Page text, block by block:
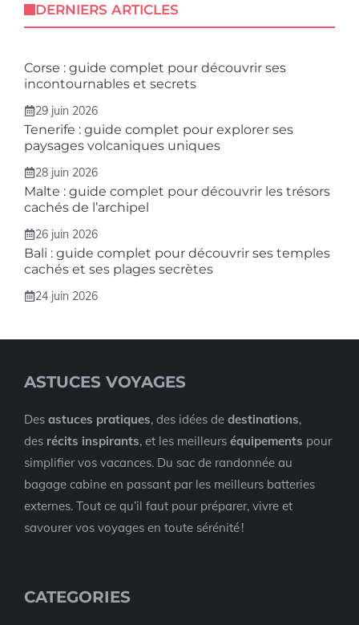
DERNIERS ARTICLES
Corse : guide complet pour découvrir ses
incontournables et secrets
29 juin 2026
Tenerife : guide complet pour explorer ses
paysages volcaniques uniques
28 juin 2026
Malte : guide complet pour découvrir les trésors
cachés de l’archipel
26 juin 2026
Bali : guide complet pour découvrir ses temples
cachés et ses plages secrètes
24 juin 2026
ASTUCES VOYAGES
Des astuces pratiques, des idées de destinations,
des récits inspirants, et les meilleurs équipements pour
simplifier vos vacances. Du sac de randonnée au
bagage cabine en passant par les meilleurs batteries
externes. Tout ce qu’il faut pour préparer, vivre et
savourer vos voyages en toute sérénité !
CATEGORIES